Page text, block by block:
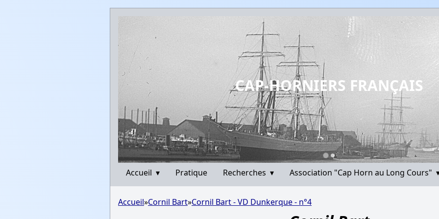
CAP-HORNIERS FRANÇAIS
Accueil ▾ Pratique Recherches ▾ Association "Cap Horn au Long Cours"
Accueil»Cornil Bart»Cornil Bart - VD Dunkerque - n°4